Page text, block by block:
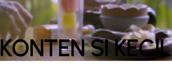
SI KECIL